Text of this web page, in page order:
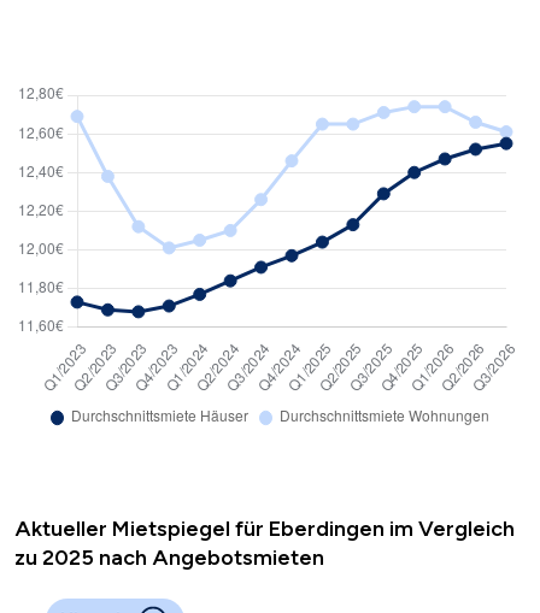
Aktueller Mietspiegel für Eberdingen im Vergleich
zu 2025 nach Angebotsmieten